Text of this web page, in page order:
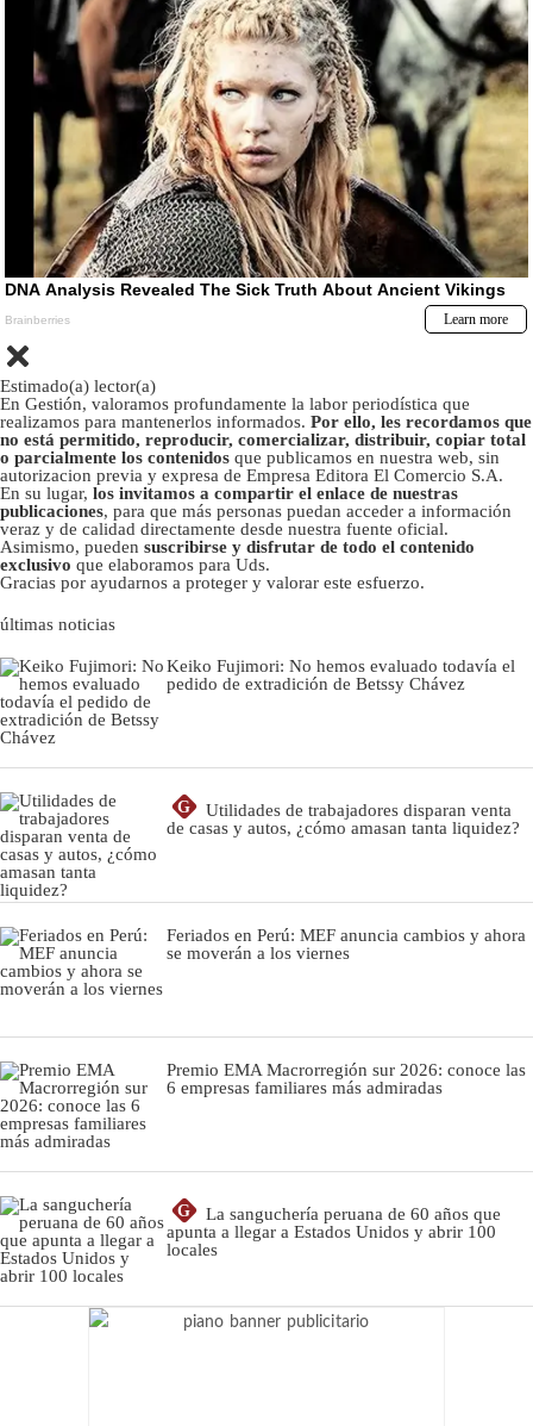
Estimado(a) lector(a)
En Gestión, valoramos profundamente la labor periodística que
realizamos para mantenerlos informados. Por ello, les recordamos que
no está permitido, reproducir, comercializar, distribuir, copiar total
o parcialmente los contenidos que publicamos en nuestra web, sin
autorizacion previa y expresa de Empresa Editora El Comercio S.A.
En su lugar, los invitamos a compartir el enlace de nuestras
publicaciones, para que más personas puedan acceder a información
veraz y de calidad directamente desde nuestra fuente oficial.
Asimismo, pueden suscribirse y disfrutar de todo el contenido
exclusivo que elaboramos para Uds.
Gracias por ayudarnos a proteger y valorar este esfuerzo.
últimas noticias
Keiko Fujimori: No hemos evaluado todavía el
pedido de extradición de Betssy Chávez
G
Utilidades de trabajadores disparan venta
de casas y autos, ¿cómo amasan tanta liquidez?
Feriados en Perú: MEF anuncia cambios y ahora
se moverán a los viernes
Premio EMA Macrorregión sur 2026: conoce las
6 empresas familiares más admiradas
G
La sanguchería peruana de 60 años que
apunta a llegar a Estados Unidos y abrir 100
locales